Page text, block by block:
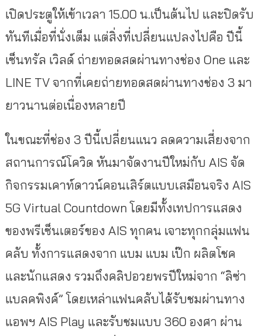
เปิดประตูให้เข้าเวลา 15.00 น.เป็นต้นไป และปิดรับ
ทันทีเมื่อที่นั่งเต็ม แต่สิ่งที่เปลี่ยนแปลงไปคือ ปีนี้
เซ็นทรัล เวิลด์ ถ่ายทอดสดผ่านทางช่อง One และ
LINE TV จากที่เคยถ่ายทอดสดผ่านทางช่อง 3 มา
ยาวนานต่อเนื่องหลายปี
ในขณะที่ช่อง 3 ปีนี้เปลี่ยนแนว ลดความเสี่ยงจาก
สถานการณ์โควิด หันมาจัดงานปีใหม่กับ AIS จัด
กิจกรรมเคาท์ดาวน์คอนเสิร์ตแบบเสมือนจริง AIS
5G Virtual Countdown โดยมีทั้งเทปการแสดง
ของพรีเซ็นเตอร์ของ AIS ทุกคน เจาะทุกกลุ่มแฟน
คลับ ทั้งการแสดงจาก แบม แบม เป๊ก ผลิตโชค
และนักแสดง รวมถึงคลิปอวยพรปีใหม่จาก “ลิซ่า
แบลคพิงค์” โดยเหล่าแฟนคลับได้รับชมผ่านทาง
แอพฯ AIS Play และรับชมแบบ 360 องศา ผ่าน